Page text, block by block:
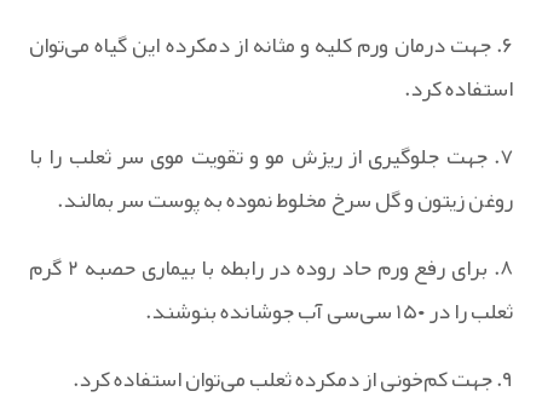
۶. جهت درمان ورم کلیه و مثانه از دمکرده این گیاه می‌توان
استفاده کرد.
۷. جهت جلوگیری از ریزش مو و تقویت موی سر ثعلب را با
روغن زیتون و گل سرخ مخلوط نموده به پوست سر بمالند.
۸. برای رفع ورم حاد روده در رابطه با بیماری حصبه ۲ گرم
ثعلب را در ۱۵۰ سی‌سی آب جوشانده بنوشند.
۹. جهت کم‌خونی از دمکرده ثعلب می‌توان استفاده کرد.